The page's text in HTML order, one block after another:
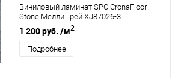
Виниловый ламинат SPC CronaFloor
Stone Мелли Грей XJ87026-3
1 200 руб. /м2
Подробнее